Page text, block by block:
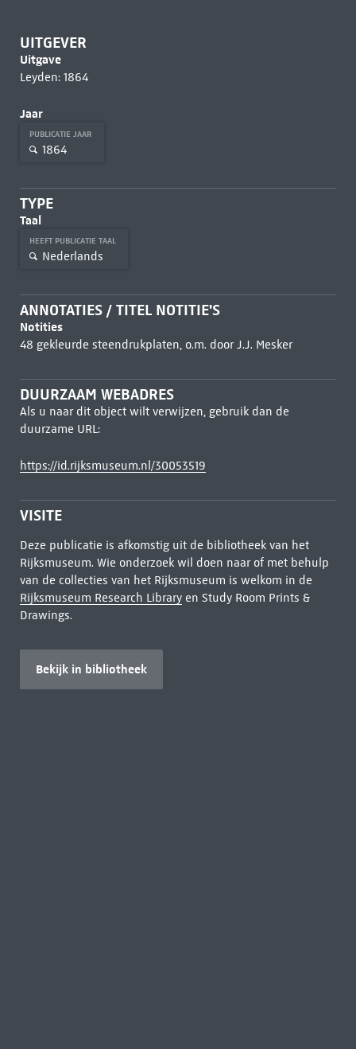
UITGEVER
Uitgave
Leyden: 1864
Jaar
PUBLICATIE JAAR
1864
TYPE
Taal
HEEFT PUBLICATIE TAAL
Nederlands
ANNOTATIES / TITEL NOTITIE'S
Notities
48 gekleurde steendrukplaten, o.m. door J.J. Mesker
DUURZAAM WEBADRES
Als u naar dit object wilt verwijzen, gebruik dan de
duurzame URL:
https://id.rijksmuseum.nl/30053519
VISITE
Deze publicatie is afkomstig uit de bibliotheek van het
Rijksmuseum. Wie onderzoek wil doen naar of met behulp
van de collecties van het Rijksmuseum is welkom in de
Rijksmuseum Research Libraryen Study Room Prints &
Drawings.
Bekijk in bibliotheek